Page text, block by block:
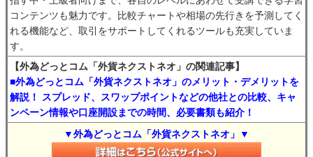
コンテンツも魅力です。比較チャートや相場の先行きを予測してく
れる機能など、取引をサポートしてくれるツールも充実していま
す。
【外為どっとコム「外貨ネクストネオ」の関連記事】
■外為どっとコム「外貨ネクストネオ」のメリット・デメリットを
解説！ スプレッド、スワップポイントなどの他社との比較、キャ
ンペーン情報や口座開設までの時間、必要書類も紹介！
▼外為どっとコム「外貨ネクストネオ」▼